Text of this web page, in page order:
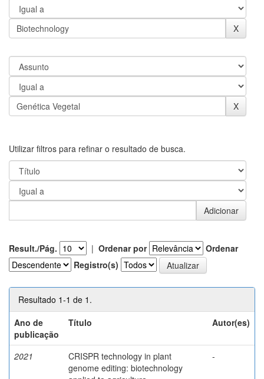
Utilizar filtros para refinar o resultado de busca.
Result./Pág. | Ordenar por
Ordenar
Registro(s)
Resultado 1-1 de 1.
Ano de
publicação
Título Autor(es)
2021
CRISPR technology in plant
genome editing: biotechnology
-